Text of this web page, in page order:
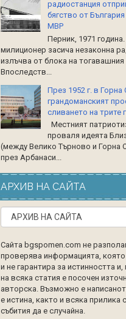
радиостанция
бягство от
МВР
Перник, 1971
милиционер засича незаконна
излъчва от блока на
Впоследств...
През 1952 г. в
грандоманският
сливането на трите
Местният
проваля идеята
(между Велико Търново и Горна
през Арбанаси...
АРХИВ НА САЙТА
Сайта bgspomen.com не
проверява информацията,
и не гарантира за истинността
на всяка статия е посочен
авторска. Възможно е
е истина, както и всяка прилика
събития да е случайна.